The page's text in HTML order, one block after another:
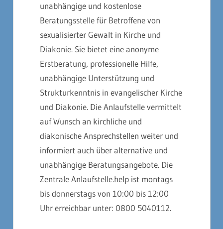
unabhängige und kostenlose
Beratungsstelle für Betroffene von
sexualisierter Gewalt in Kirche und
Diakonie. Sie bietet eine anonyme
Erstberatung, professionelle Hilfe,
unabhängige Unterstützung und
Strukturkenntnis in evangelischer Kirche
und Diakonie. Die Anlaufstelle vermittelt
auf Wunsch an kirchliche und
diakonische Ansprechstellen weiter und
informiert auch über alternative und
unabhängige Beratungsangebote. Die
Zentrale Anlaufstelle.help ist montags
bis donnerstags von 10:00 bis 12:00
Uhr erreichbar unter: 0800 5040112.